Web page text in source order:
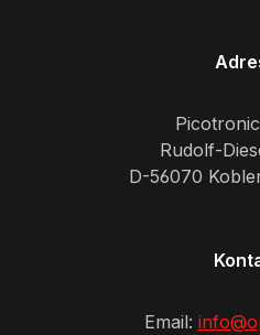
Rudolf-
D-56070
Email: